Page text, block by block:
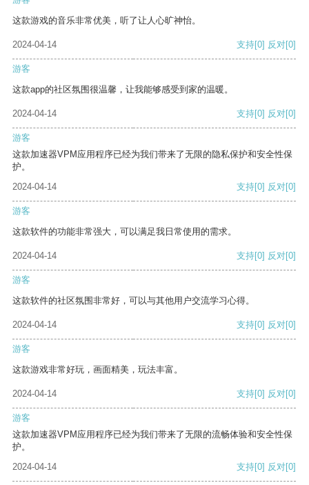
这款游戏的音乐非常优美，听了让人心旷神怡。
2024-04-14 支持[0] 反对[0]
游客
这款app的社区氛围很温馨，让我能够感受到家的温暖。
2024-04-14 支持[0] 反对[0]
游客
这款加速器VPM应用程序已经为我们带来了无限的隐私保护和安全性保
护。
2024-04-14
支持[0] 反对[0]
游客
这款软件的功能非常强大，可以满足我日常使用的需求。
2024-04-14 支持[0] 反对[0]
游客
这款软件的社区氛围非常好，可以与其他用户交流学习心得。
2024-04-14 支持[0] 反对[0]
游客
这款游戏非常好玩，画面精美，玩法丰富。
2024-04-14 支持[0] 反对[0]
游客
这款加速器VPM应用程序已经为我们带来了无限的流畅体验和安全性保
护。
2024-04-14
支持[0] 反对[0]